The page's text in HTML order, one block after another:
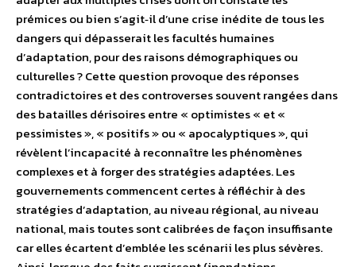
prémices ou bien s’agit‐il d’une crise inédite de tous les
dangers qui dépasserait les facultés humaines
d’adaptation, pour des raisons démographiques ou
culturelles ? Cette question provoque des réponses
contradictoires et des controverses souvent rangées dans
des batailles dérisoires entre « optimistes « et «
pessimistes », « positifs » ou « apocalyptiques », qui
révèlent l’incapacité à reconnaître les phénomènes
complexes et à forger des stratégies adaptées. Les
gouvernements commencent certes à réfléchir à des
stratégies d’adaptation, au niveau régional, au niveau
national, mais toutes sont calibrées de façon insuffisante
car elles écartent d’emblée les scénarii les plus sévères.